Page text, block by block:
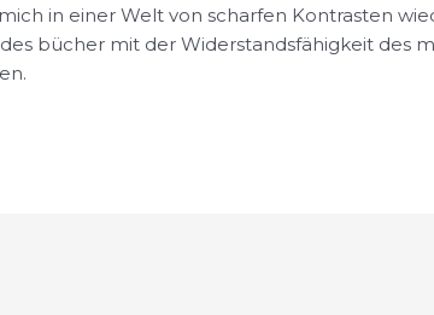
in einer Welt von scharfen Kontrasten
bücher mit der Widerstandsfähigkeit des